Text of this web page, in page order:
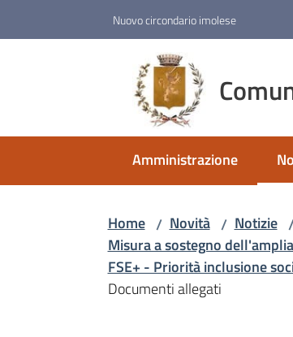
Nuovo circondario imolese
Amministrazione
Home / Novità / Notizie
Misura a sostegno
FSE+ - Priorità inclusione
Documenti allegati